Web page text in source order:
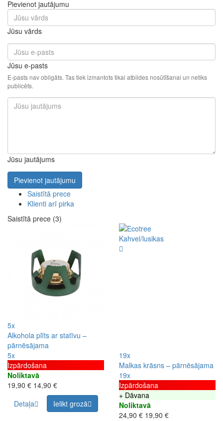
Pievienot jautājumu
Jūsu vārds
Jūsu e-pasts
E-pasts nav obligāts. Tas tiek izmantots tikai atbildes nosūtīšanai un netiks
publicēts.
Jūsu jautājums
Pievienot jautājumu
Saistītā prece
Klienti arī pirka
Saistītā prece (3)
5x
Alkohola plīts ar statīvu –
pārnēsājama
5x
Izpārdošana
Noliktavā
19,90 € 14,90 €
Detaļa
Ielikt grozā
19x
Malkas krāsns – pārnēsājama
19x
Izpārdošana
+ Dāvana
Noliktavā
24,90 € 19,90 €